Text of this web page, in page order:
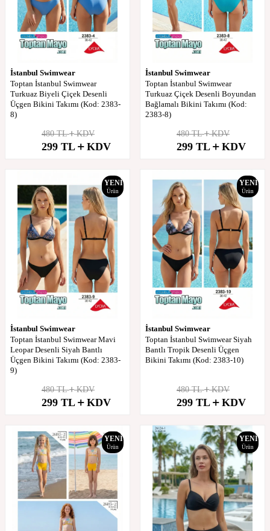
İstanbul Swimwear
Toptan İstanbul Swimwear
Turkuaz Biyeli Çiçek Desenli
Üçgen Bikini Takımı (Kod: 2383-
8)
480TL KDV
299 TL KDV
İstanbul Swimwear
Toptan İstanbul Swimwear
Turkuaz Çiçek Desenli Boyundan
Bağlamalı Bikini Takımı (Kod:
2383-8)
480TL KDV
299 TL KDV
YENI
Ürün
İstanbul Swimwear
Toptan İstanbul Swimwear Mavi
Leopar Desenli Siyah Bantlı
Üçgen Bikini Takımı (Kod: 2383-
9)
480TL KDV
299 TL KDV
YENI
Ürün
İstanbul Swimwear
Toptan İstanbul Swimwear Siyah
Bantlı Tropik Desenli Üçgen
Bikini Takımı (Kod: 2383-10)
480TL KDV
299 TL KDV
YENI
Ürün
YENI
Ürün